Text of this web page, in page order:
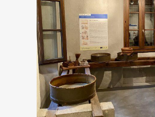
Il Caseificio:
mestieri